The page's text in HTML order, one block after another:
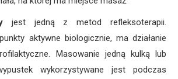
jest jedną z metod refleksoterapii.
aktywne biologicznie, ma działanie
Masowanie jedną kulką lub
wykorzystywane jest podczas